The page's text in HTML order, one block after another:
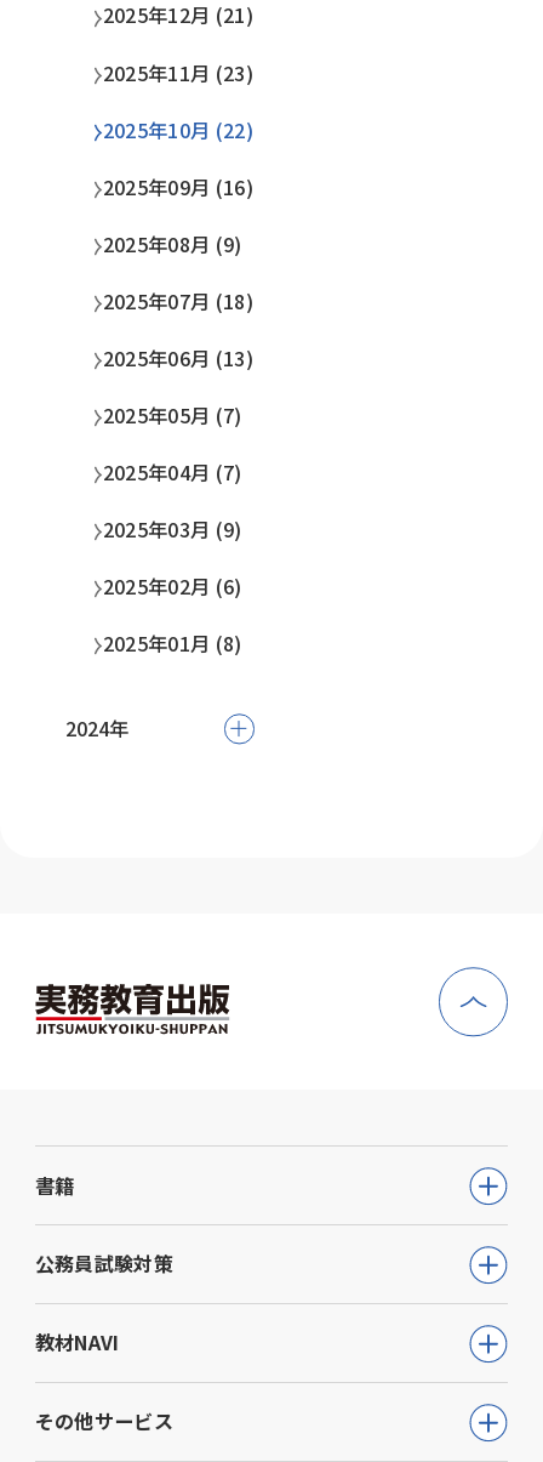
2026年07月 (26)
2026年06月 (19)
2026年05月 (13)
2026年04月 (11)
2026年03月 (22)
2026年02月 (17)
2026年01月 (21)
2025年12月 (21)
2025年11月 (23)
2025年10月 (22)
2025年09月 (16)
2025年08月 (9)
2025年07月 (18)
2025年06月 (13)
2025年05月 (7)
2025年04月 (7)
2025年03月 (9)
2025年02月 (6)
2025年01月 (8)
2024年
書籍
公務員試験
教員採用試験
就職・資格・検定
教育・学参
ビジネス
公務員試験対策
公務員試験について知る
通信講座
動画で学ぶ【公務員合格】シリーズ
教材NAVI
高等学校向け事業
大学・短期大学向け事業
その他サービス